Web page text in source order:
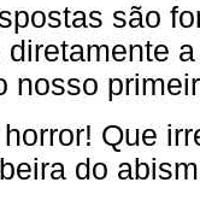
são
diretamente
nosso
Que
do